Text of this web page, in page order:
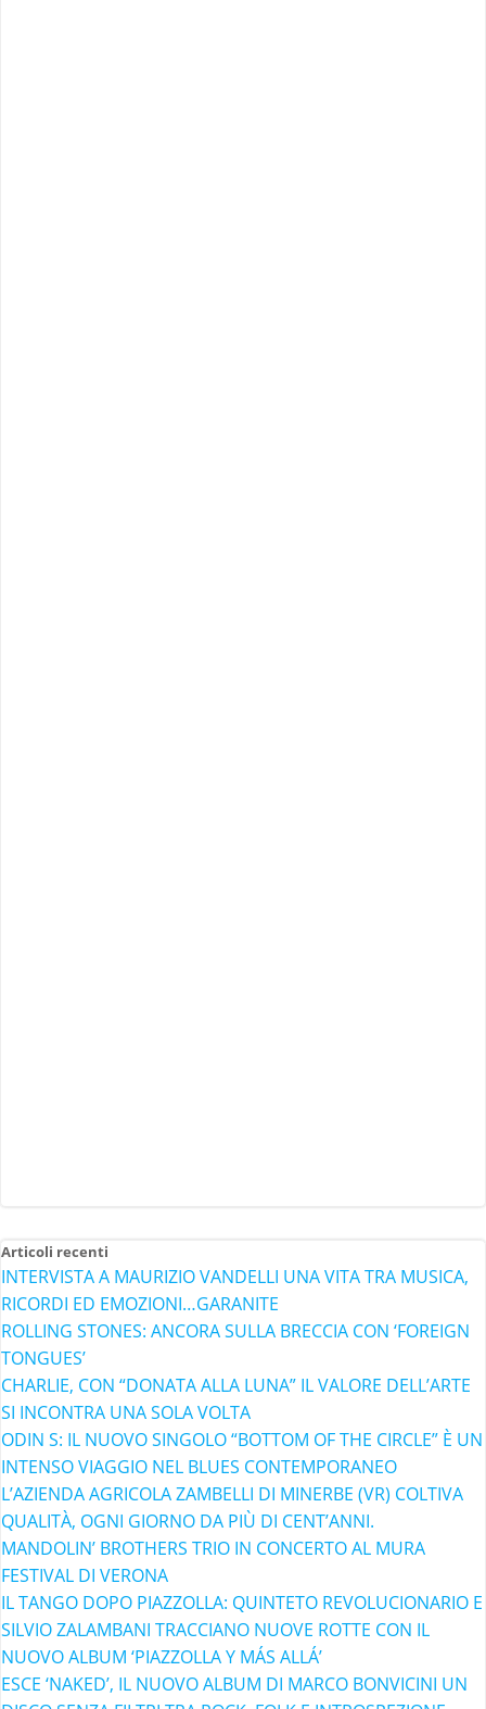
Articoli recenti
INTERVISTA A MAURIZIO VANDELLI UNA VITA TRA MUSICA,
RICORDI ED EMOZIONI…GARANITE
ROLLING STONES: ANCORA SULLA BRECCIA CON ‘FOREIGN
TONGUES’
CHARLIE, CON “DONATA ALLA LUNA” IL VALORE DELL’ARTE
SI INCONTRA UNA SOLA VOLTA
ODIN S: IL NUOVO SINGOLO “BOTTOM OF THE CIRCLE” È UN
INTENSO VIAGGIO NEL BLUES CONTEMPORANEO
L’AZIENDA AGRICOLA ZAMBELLI DI MINERBE (VR) COLTIVA
QUALITÀ, OGNI GIORNO DA PIÙ DI CENT’ANNI.
MANDOLIN’ BROTHERS TRIO IN CONCERTO AL MURA
FESTIVAL DI VERONA
IL TANGO DOPO PIAZZOLLA: QUINTETO REVOLUCIONARIO E
SILVIO ZALAMBANI TRACCIANO NUOVE ROTTE CON IL
NUOVO ALBUM ‘PIAZZOLLA Y MÁS ALLÁ’
ESCE ‘NAKED’, IL NUOVO ALBUM DI MARCO BONVICINI UN